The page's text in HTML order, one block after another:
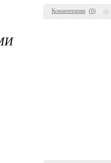
Комментарии (0)